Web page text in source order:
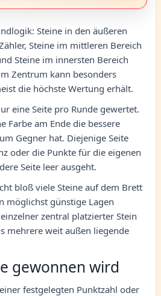
Steine in den äußeren
Steine im mittleren Bereich
Steine im innersten Bereich
Zentrum kann besonders
die höchste Wertung erhält.
eine Seite pro Runde gewertet.
Farbe am Ende die bessere
Gegner hat. Diejenige Seite
oder die Punkte für die eigenen
Seite leer ausgeht.
bloß viele Steine auf dem Brett
möglichst günstige Lagen
zentral platzierter Stein
mehrere weit außen liegende
gewonnen wird
festgelegten Punktzahl oder